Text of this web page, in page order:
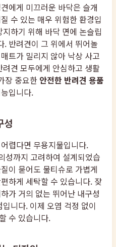
에게 미끄러운 바닥은 슬개
수 있는 매우 위험한 환경입
하기 위해 바닥 면에 논슬립
. 반려견이 그 위에서 뛰어놀
트가 밀리지 않아 낙상 사고
견 모두에게 안심하고 생활
장 중요한 안전한 반려견 용품
입니다.
성
렵다면 무용지물입니다.
성까지 고려하여 설계되었습
이 묻어도 물티슈로 가볍게
하게 세탁할 수 있습니다. 잦
가 거의 없는 뛰어난 내구성
니다. 이제 오염 걱정 없이
수 있습니다.